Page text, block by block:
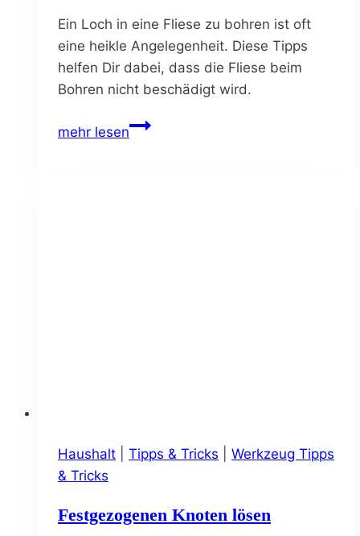
Ein Loch in eine Fliese zu bohren ist oft
eine heikle Angelegenheit. Diese Tipps
helfen Dir dabei, dass die Fliese beim
Bohren nicht beschädigt wird.
mehr lesenRichtig
Haushalt Tipps & Tricks
Werkzeug Tipps
& Tricks
Festgezogenen Knoten lösen